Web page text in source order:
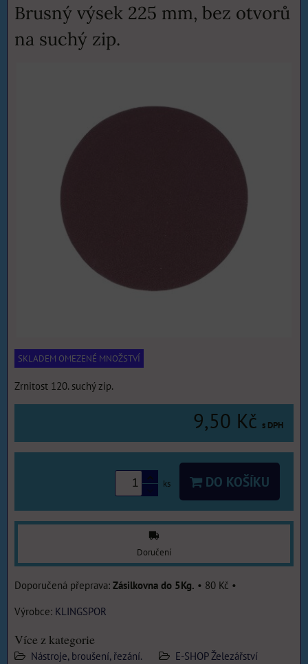
Brusný výsek 225 mm, bez otvorů
na suchý zip.
SKLADEM OMEZENÉ MNOŽSTVÍ
Zrnitost 120. suchý zip.
9,50 Kč s DPH
ks DO KOŠÍKU
Doručení
Zásilkovna do 5Kg. • 80 Kč •
Výrobce: KLINGSPOR
Více z kategorie
Nástroje, broušení, řezání.
E-SHOP Železářství